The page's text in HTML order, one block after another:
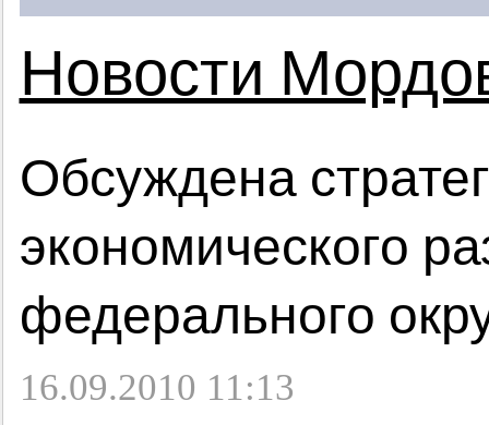
Новости
Обсуждена
экономического
федерального
16.09.2010 11:13